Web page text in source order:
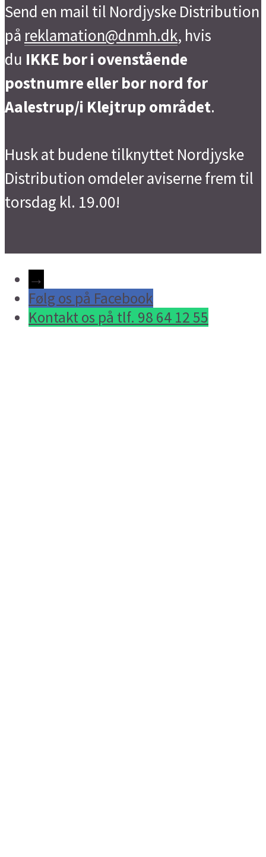
Send en mail til Nordjyske Distribution
på reklamation@dnmh.dk, hvis
du IKKE bor i ovenstående
postnumre eller bor nord for
Aalestrup/i Klejtrup området.
Husk at budene tilknyttet Nordjyske
Distribution omdeler aviserne frem til
torsdag kl. 19.00!
→
Følg os på Facebook
Kontakt os på tlf. 98 64 12 55